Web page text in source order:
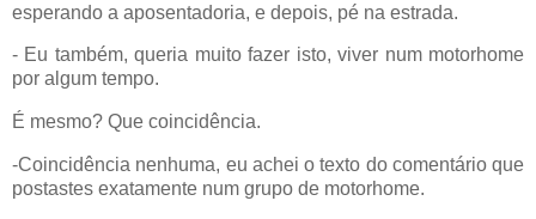
esperando a aposentadoria, e depois, pé na estrada.
- Eu também, queria muito fazer isto, viver num motorhome
por algum tempo.
É mesmo? Que coincidência.
-Coincidência nenhuma, eu achei o texto do comentário que
postastes exatamente num grupo de motorhome.